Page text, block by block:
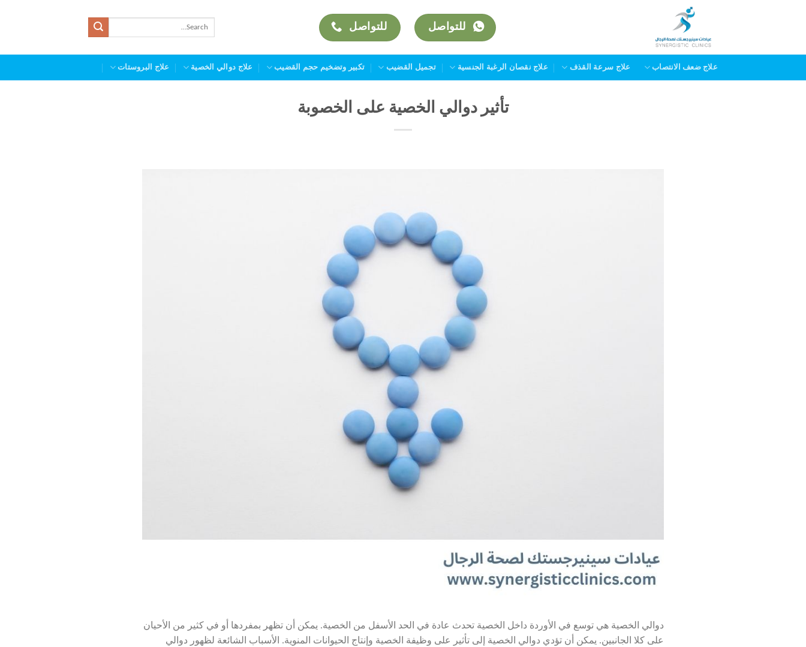
للتواصل للتواصل
علاج ضعف الانتصاب علاج سرعة القذف علاج نقصان الرغبة الجنسية تجميل القضيب تكبير وتضخيم حجم القضيب علاج دوالي الخصية علاج البروستات
تأثير دوالي الخصية على الخصوبة
دوالي الخصية هي توسع في الأوردة داخل الخصية تحدث عادة في الحد الأسفل من الخصية. يمكن أن تظهر بمفردها أو في كثير من الأحيان
على كلا الجانبين. يمكن أن تؤدي دوالي الخصية إلى تأثير على وظيفة الخصية وإنتاج الحيوانات المنوية. الأسباب الشائعة لظهور دوالي